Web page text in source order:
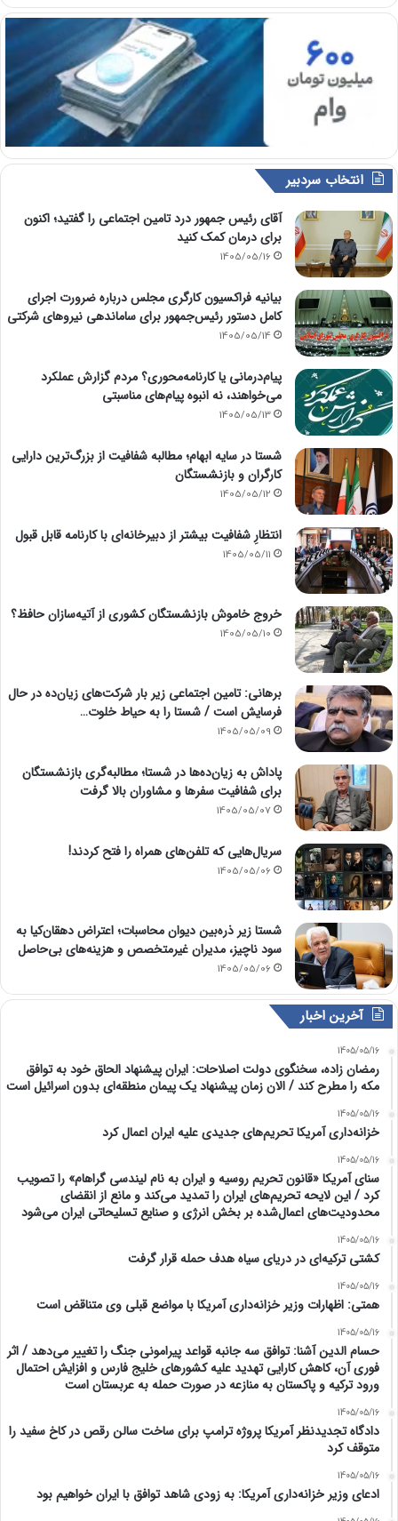
انتخاب سردبیر
آقای رئیس جمهور درد تامین اجتماعی را گفتید؛ اکنون
برای درمان کمک کنید
1405/05/16
بیانیه فراکسیون کارگری مجلس درباره ضرورت اجرای
کامل دستور رئیس‌جمهور برای ساماندهی نیروهای شرکتی
1405/05/14
پیام‌درمانی یا کارنامه‌محوری؟ مردم گزارش عملکرد
می‌خواهند، نه انبوه پیام‌های مناسبتی
1405/05/13
شستا در سایه ابهام؛ مطالبه شفافیت از بزرگ‌ترین دارایی
کارگران و بازنشستگان
1405/05/12
انتظارِ شفافیت بیشتر از دبیرخانه‌ای با کارنامه قابل قبول
1405/05/11
خروج خاموش بازنشستگان کشوری از آتیه‌سازان حافظ؟
1405/05/10
برهانی: تامین اجتماعی زیر بار شرکت‌های زیان‌ده در حال
فرسایش است / شستا را به حیاط خلوت…
1405/05/09
پاداش به زیان‌ده‌ها در شستا؛ مطالبه‌گری بازنشستگان
برای شفافیت سفرها و مشاوران بالا گرفت
1405/05/07
سریال‌هایی که تلفن‌های همراه را فتح کردند!
1405/05/06
شستا زیر ذره‌بین دیوان محاسبات؛ اعتراض دهقان‌کیا به
سود ناچیز، مدیران غیرمتخصص و هزینه‌های بی‌حاصل
1405/05/06
آخرین اخبار
1405/05/16
رمضان زاده، سخنگوی دولت اصلاحات: ایران پیشنهاد الحاق خود به توافق
مکه را مطرح کند / الان زمان پیشنهاد یک پیمان منطقه‌ای بدون اسرائیل است
1405/05/16
خزانه‌داری آمریکا تحریم‌های جدیدی علیه ایران اعمال کرد
1405/05/16
سنای آمریکا «قانون تحریم روسیه و ایران به نام لیندسی گراهام» را تصویب
کرد / این لایحه تحریم‌های ایران را تمدید می‌کند و مانع از انقضای
محدودیت‌های اعمال‌شده بر بخش انرژی و صنایع تسلیحاتی ایران می‌شود
1405/05/16
کشتی ترکیه‌ای در دریای سیاه هدف حمله قرار گرفت
1405/05/16
همتی: اظهارات وزیر خزانه‌داری آمریکا با مواضع قبلی وی متناقض است
1405/05/16
حسام الدین آشنا: توافق سه جانبه قواعد پیرامونی جنگ را تغییر می‌دهد / اثر
فوری آن، کاهش کارایی تهدید علیه کشور‌های خلیج فارس و افزایش احتمال
ورود ترکیه و پاکستان به منازعه در صورت حمله به عربستان است
1405/05/16
دادگاه تجدیدنظر آمریکا پروژه ترامپ برای ساخت سالن رقص در کاخ سفید را
متوقف کرد
1405/05/16
ادعای وزیر خزانه‌داری آمریکا: به زودی شاهد توافق با ایران خواهیم بود